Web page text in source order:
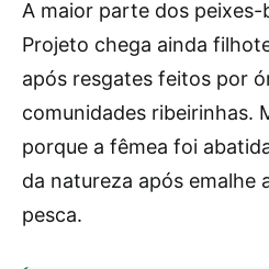
A maior parte dos
Projeto chega ainda
após resgates feitos por
comunidades ribeirinhas.
porque a fêmea foi
da natureza após emalhe
pesca.